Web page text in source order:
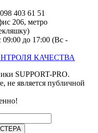
403 61 51
206, метро
до 17:00 (Вс -
КАЧЕСТВА
SUPPORT-PRO.
не является публичной